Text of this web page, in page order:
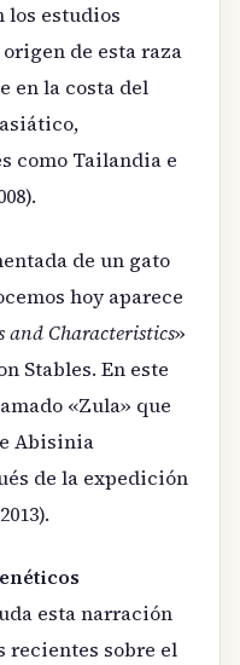
los estudios
de esta raza
en la costa del
como Tailandia e
de un gato
hoy aparece
and Characteristics»
Stables. En este
«Zula» que
Abisinia
de la expedición
esta narración
sobre el